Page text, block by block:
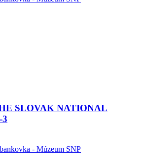
SLOVAK NATIONAL
3